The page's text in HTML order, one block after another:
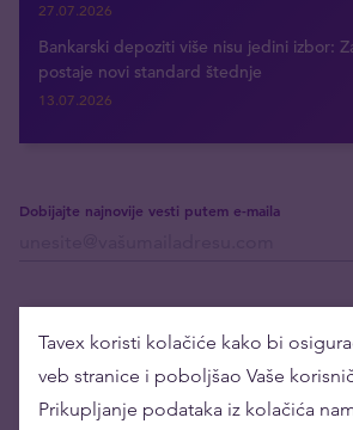
27.07.2026
Bankarski depoziti više nisu jedini izbor:
postaje novi standard štednje
13.07.2026
Dobijajte najnovije vesti putem e-maila
Tavex koristi kolačiće kako bi
veb stranice i poboljšao Vaše
Prikupljanje podataka iz kolačića